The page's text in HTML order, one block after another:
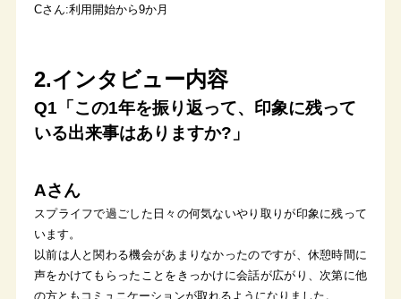
Cさん:利用開始から9か月
2.インタビュー内容
Q1「この1年を振り返って、印象に残って
いる出来事はありますか?」
Aさん
スプライフで過ごした日々の何気ないやり取りが印象に残って
います。
以前は人と関わる機会があまりなかったのですが、休憩時間に
声をかけてもらったことをきっかけに会話が広がり、次第に他
の方ともコミュニケーションが取れるようになりました。